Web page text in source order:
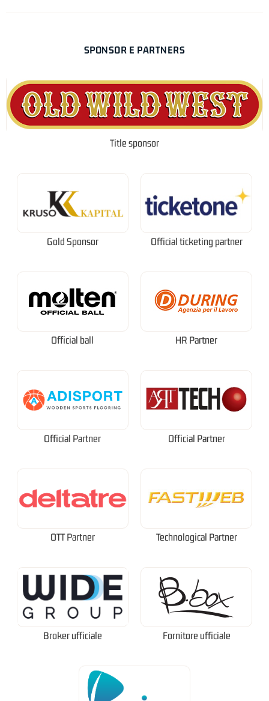
SPONSOR E PARTNERS
Title sponsor
Gold Sponsor Official ticketing partner
Official ball HR Partner
Official Partner Official Partner
OTT Partner Technological Partner
Broker ufficiale Fornitore ufficiale